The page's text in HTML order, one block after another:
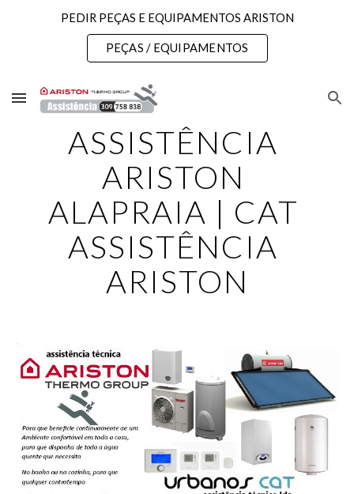
Skip to main content
PEDIR PEÇAS E EQUIPAMENTOS ARISTON
PEÇAS / EQUIPAMENTOS
ASSISTÊNCIA
ARISTON
ALAPRAIA | CAT
ASSISTÊNCIA
ARISTON